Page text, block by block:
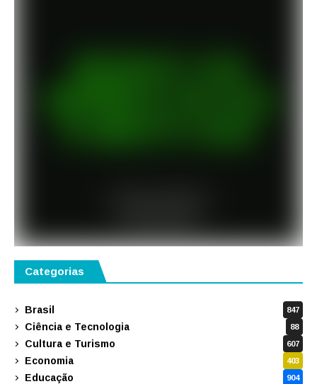
Categorias
Brasil 847
Ciência e Tecnologia 88
Cultura e Turismo 607
Economia 403
Educação 904